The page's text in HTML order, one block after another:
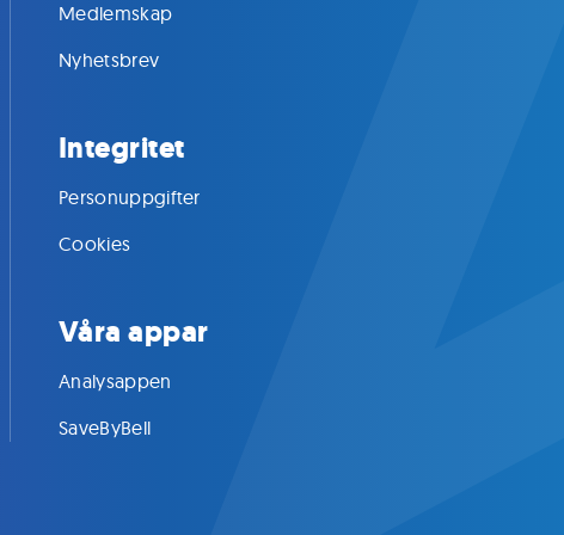
Medlemskap
Nyhetsbrev
Integritet
Personuppgifter
Cookies
Våra appar
Analysappen
SaveByBell